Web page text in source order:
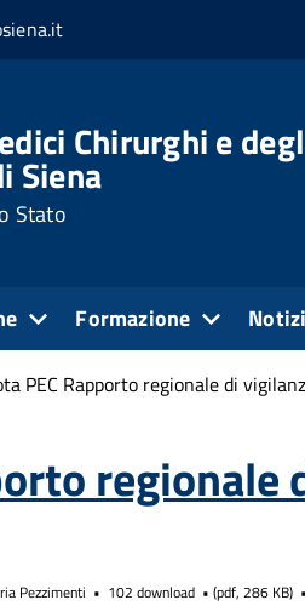
Chirurghi e
Siena
Stato
Formazione
PEC Rapporto regionale di
Pezzimenti 102 download (pdf, 286 KB)